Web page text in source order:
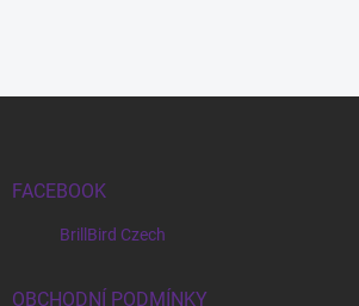
FACEBOOK
BrillBird Czech
OBCHODNÍ PODMÍNKY